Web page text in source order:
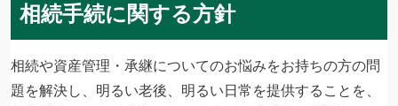
相続手続に関する方針
相続や資産管理・承継についてのお悩みをお持ちの方の問
題を解決し、明るい老後、明るい日常を提供することを、